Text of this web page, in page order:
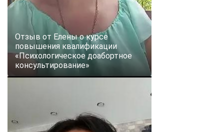
Отзыв от Елены о курсе
повышения квалификации
«Психологическое доабортное
консультирование»